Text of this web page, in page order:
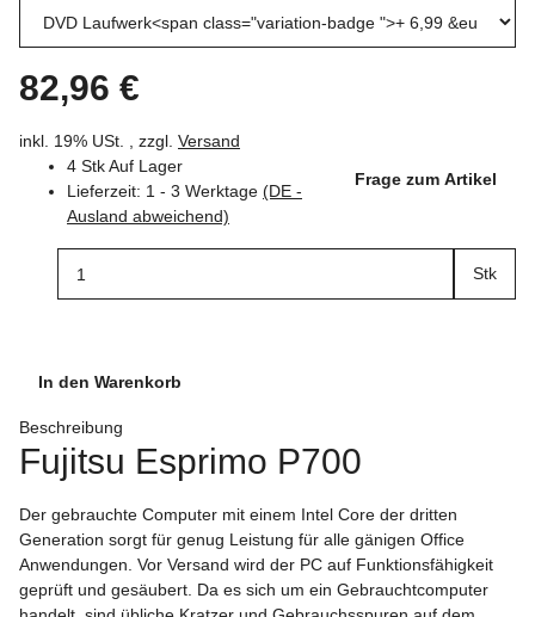
82,96 €
inkl. 19% USt. , zzgl. Versand
4 Stk Auf Lager
Lieferzeit: 1 - 3 Werktage (DE -
Ausland abweichend)
Frage zum Artikel
Stk
In den Warenkorb
Beschreibung
Fujitsu Esprimo P700
Der gebrauchte Computer mit einem Intel Core der dritten
Generation sorgt für genug Leistung für alle gänigen Office
Anwendungen. Vor Versand wird der PC auf Funktionsfähigkeit
geprüft und gesäubert. Da es sich um ein Gebrauchtcomputer